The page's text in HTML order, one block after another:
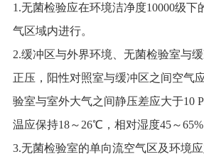
1.无菌检验应在环境洁净度10000级下
气区域内进行。
2.缓冲区与外界环境、无菌检验室与
正压，阳性对照室与缓冲区之间空气
验室与室外大气之间静压差应大于10
温应保持18～26℃，相对湿度45～65%
3.无菌检验室的单向流空气区及环境